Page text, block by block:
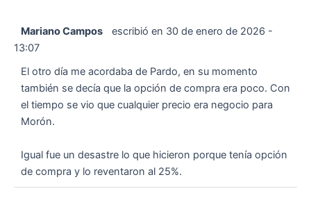
Mariano Campos escribió en 30 de enero de 2026 -
13:07
El otro día me acordaba de Pardo, en su momento
también se decía que la opción de compra era poco. Con
el tiempo se vio que cualquier precio era negocio para
Morón.
Igual fue un desastre lo que hicieron porque tenía opción
de compra y lo reventaron al 25%.